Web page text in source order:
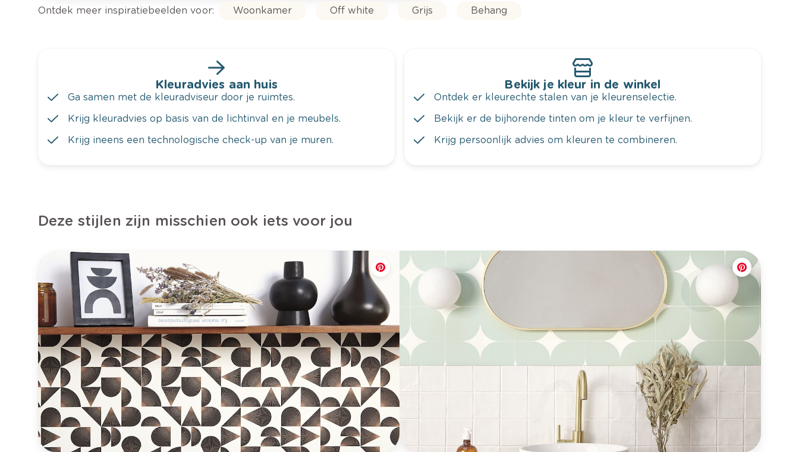
Ontdek meer inspiratiebeelden voor: Woonkamer Off white Grijs Behang
Kleuradvies aan huis
Ga samen met de kleuradviseur door je ruimtes.
Krijg kleuradvies op basis van de lichtinval en je meubels.
Krijg ineens een technologische check-up van je muren.
Bekijk je kleur in de winkel
Ontdek er kleurechte stalen van je kleurenselectie.
Bekijk er de bijhorende tinten om je kleur te verfijnen.
Krijg persoonlijk advies om kleuren te combineren.
Deze stijlen zijn misschien ook iets voor jou